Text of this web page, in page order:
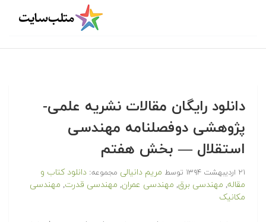
دانلود رایگان مقالات نشریه علمی-
پژوهشی دوفصلنامه مهندسی
استقلال — بخش هفتم
۲۱ اردیبهشت ۱۳۹۴ توسط مریم دانیالی مجموعه: دانلود کتاب و
مقاله, مهندسی برق, مهندسی عمران, مهندسی قدرت, مهندسی
مکانیک